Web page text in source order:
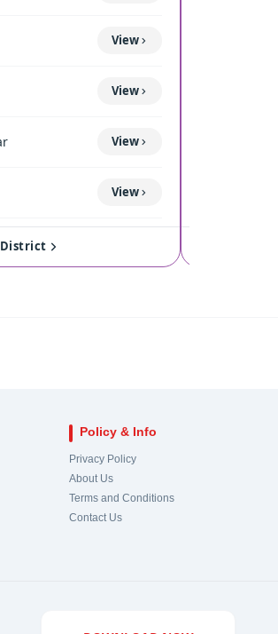
View
View
View
View
View
Policy & Info
Privacy Policy
About Us
Terms and Conditions
Contact Us